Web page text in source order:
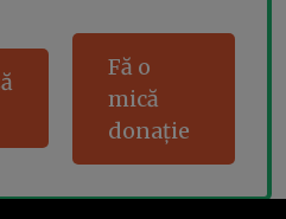
Fă o
mică
donație